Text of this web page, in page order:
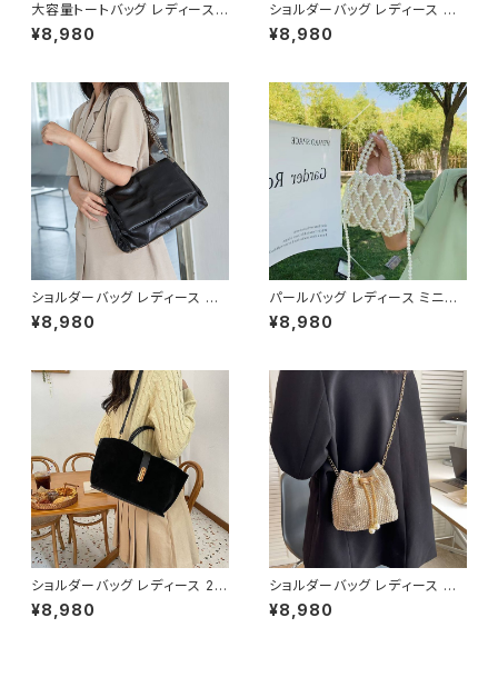
大容量トートバッグ レディース
ショルダーバッグ ワンショルダー
PUレザー シンプル 通勤バッグ
人コーデ ブラック ダークブラウ
ン ブラウン ホワイト ワンサイズ
K-B0266
¥8,980
ショルダーバッグ レディース メッ
センジャーバッグ 斜めがけバッ
グ レディースバッグ カジュアル
容量バッグ 軽量バッグ おしゃれ
バッグ ブラック グリーン カーキ
K-B0293
¥8,980
ショルダーバッグ レディース チ
ェーンバッグ 斜めがけバッグ レ
ディースバッグ ワンショルダーバ
ッグ 通勤バッグ 通学バッグ おし
ゃれバッグ ブラック K-B0292
¥8,980
パールバッグ レディース ミニバ
ッグ 2WAY ショルダーバッグ ハ
ンドバッグ 巾着バッグ ビーズバ
ト ワンサイズ K-B0284
¥8,980
ショルダーバッグ レディース 2W
AYバッグ ハンドバッグ スエード
風バッグ 大人カジュアルバッグ
¥8,980
ショルダーバッグ レディース 巾
着バッグ ミニバッグ チェーンバ
ッグ パールチャームバッグ ライ
¥8,980